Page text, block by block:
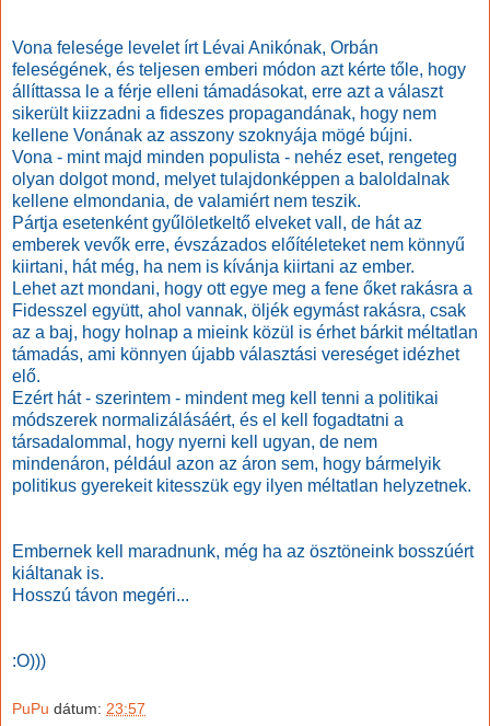
Vona felesége levelet írt Lévai Anikónak, Orbán
feleségének, és teljesen emberi módon azt kérte tőle, hogy
állíttassa le a férje elleni támadásokat, erre azt a választ
sikerült kiizzadni a fideszes propagandának, hogy nem
kellene Vonának az asszony szoknyája mögé bújni.
Vona - mint majd minden populista - nehéz eset, rengeteg
olyan dolgot mond, melyet tulajdonképpen a baloldalnak
kellene elmondania, de valamiért nem teszik.
Pártja esetenként gyűlöletkeltő elveket vall, de hát az
emberek vevők erre, évszázados előítéleteket nem könnyű
kiirtani, hát még, ha nem is kívánja kiirtani az ember.
Lehet azt mondani, hogy ott egye meg a fene őket rakásra a
Fidesszel együtt, ahol vannak, öljék egymást rakásra, csak
az a baj, hogy holnap a mieink közül is érhet bárkit méltatlan
támadás, ami könnyen újabb választási vereséget idézhet
elő.
Ezért hát - szerintem - mindent meg kell tenni a politikai
módszerek normalizálásáért, és el kell fogadtatni a
társadalommal, hogy nyerni kell ugyan, de nem
mindenáron, például azon az áron sem, hogy bármelyik
politikus gyerekeit kitesszük egy ilyen méltatlan helyzetnek.
Embernek kell maradnunk, még ha az ösztöneink bosszúért
kiáltanak is.
Hosszú távon megéri...
:O)))
PuPu dátum: 23:57